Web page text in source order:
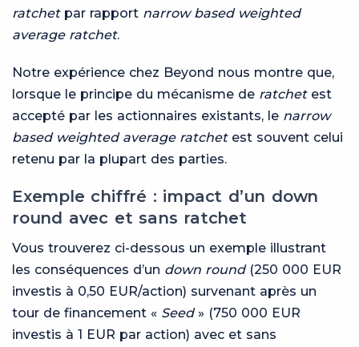
ratchetpar rapport narrow based weighted
average ratchet.
Notre expérience chez Beyond nous montre que,
lorsque le principe du mécanisme de ratchetest
accepté par les actionnaires existants, le narrow
based weighted average ratchetest souvent celui
retenu par la plupart des parties.
Exemple chiffré : impact d’un down
round avec et sans ratchet
Vous trouverez ci-dessous un exemple illustrant
les conséquences d’un down round(250 000 EUR
investis à 0,50 EUR/action) survenant après un
tour de financement « Seed» (750 000 EUR
investis à 1 EUR par action) avec et sans